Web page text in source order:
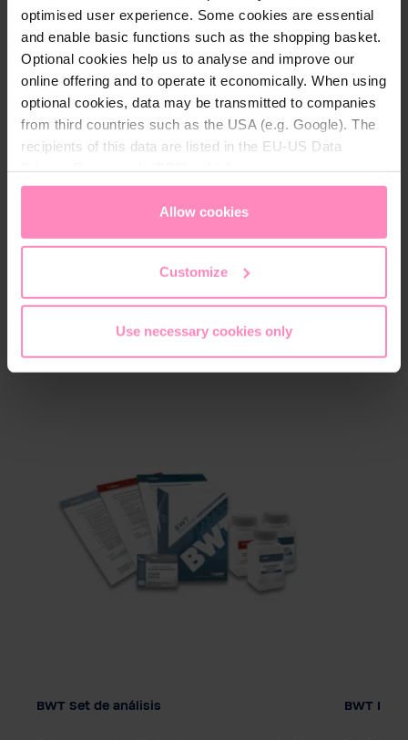
optimised user experience. Some cookies are essential
and enable basic functions such as the shopping basket.
Optional cookies help us to analyse and improve our
online offering and to operate it economically. When using
optional cookies, data may be transmitted to companies
from third countries such as the USA (e.g. Google). The
recipients of this data are listed in the EU-US Data
appropriate level of data protection. You canaccept all
only allow necessary cookies
access and change your chosen setting at any time in
Allow cookies
Customize
Use necessary cookies only
filtrante, pero retire también la unidad de protección
antical con el guante de látex y recíclela
inmediatamente junto con el guante.
Download
Einbau_Bedienungsanleitung_HygieneSet.pdf
Se lo podría interesar también
BWT Set de análisis BWT